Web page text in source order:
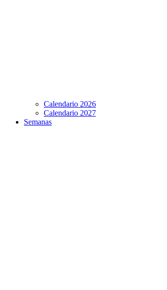
Calendario 2026
Calendario 2027
Semanas